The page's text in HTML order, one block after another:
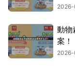
動物
案！